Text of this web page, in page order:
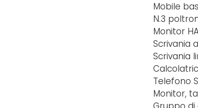
Mobile
N.3
Monitor
Scrivania
Scrivania
Telefono
Monitor,